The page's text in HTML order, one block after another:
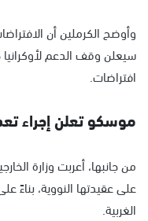
وأوضح الكرملين أن
سيعلن وقف الدعم لأوكرانيا
افتراضات.
موسكو تعلن إجراء
من جانبها، أعربت وزارة
على عقيدتها النووية، بناءً
الغربية.